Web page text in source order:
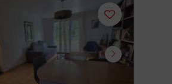
Ajouter
ou